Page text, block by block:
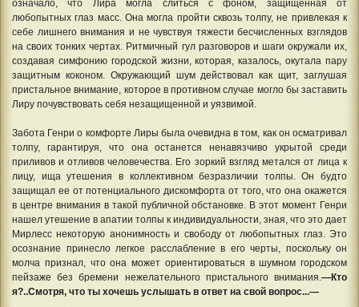
означало, что Лира могла слиться с фоном, защищенная от
любопытных глаз масс. Она могла пройти сквозь толпу, не привлекая к
себе лишнего внимания и не чувствуя тяжести бесчисленных взглядов
на своих тонких чертах. Ритмичный гул разговоров и шаги окружали их,
создавая симфонию городской жизни, которая, казалось, окутала пару
защитным коконом. Окружающий шум действовал как щит, заглушая
пристальное внимание, которое в противном случае могло бы заставить
Лиру почувствовать себя незащищенной и уязвимой.
Забота Генри о комфорте Лиры была очевидна в том, как он осматривал
толпу, гарантируя, что она останется ненавязчиво укрытой среди
приливов и отливов человечества. Его зоркий взгляд метался от лица к
лицу, ища утешения в коллективном безразличии толпы. Он будто
защищал ее от потенциального дискомфорта от того, что она окажется
в центре внимания в такой публичной обстановке. В этот момент Генри
нашел утешение в апатии толпы к индивидуальности, зная, что это дает
Мирлесс некоторую анонимность и свободу от любопытных глаз. Это
осознание принесло легкое расслабление в его черты, поскольку он
молча признал, что она может ориентироваться в шумном городском
пейзаже без бремени нежелательного пристального внимания. —Кто
я?..Смотря, что ты хочешь услышать в ответ на свой вопрос...—